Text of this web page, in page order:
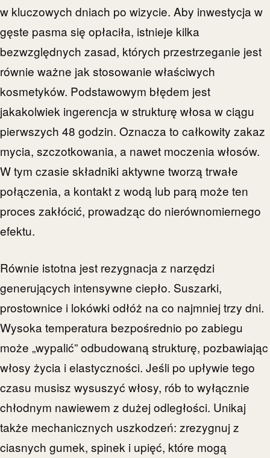
w kluczowych dniach po wizycie. Aby inwestycja w
gęste pasma się opłaciła, istnieje kilka
bezwzględnych zasad, których przestrzeganie jest
równie ważne jak stosowanie właściwych
kosmetyków. Podstawowym błędem jest
jakakolwiek ingerencja w strukturę włosa w ciągu
pierwszych 48 godzin. Oznacza to całkowity zakaz
mycia, szczotkowania, a nawet moczenia włosów.
W tym czasie składniki aktywne tworzą trwałe
połączenia, a kontakt z wodą lub parą może ten
proces zakłócić, prowadząc do nierównomiernego
efektu.
Równie istotna jest rezygnacja z narzędzi
generujących intensywne ciepło. Suszarki,
prostownice i lokówki odłóż na co najmniej trzy dni.
Wysoka temperatura bezpośrednio po zabiegu
może „wypalić” odbudowaną strukturę, pozbawiając
włosy życia i elastyczności. Jeśli po upływie tego
czasu musisz wysuszyć włosy, rób to wyłącznie
chłodnym nawiewem z dużej odległości. Unikaj
także mechanicznych uszkodzeń: zrezygnuj z
ciasnych gumek, spinek i upięć, które mogą